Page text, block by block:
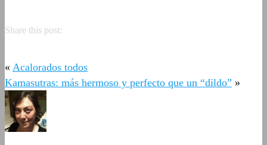
Share this post:
« Acalorados todos
Kamasutras: más hermoso y perfecto que un “dildo” »